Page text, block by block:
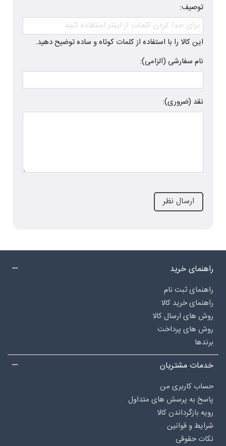
توصیف:
این کالا را با استفاده از کلمات کوتاه و ساده توضیح دهید.
نام سفارشی (الزامی):
نقد (ضروری):
راهنمای خرید
راهنمای ثبت نام
راهنمای خرید کالا
روش های ارسال کالا
روش های پرداخت
برندها
خدمات مشتریان
حساب کاربری من
پاسخ به پرسش های متداول
رویه بازگرداندن کالا
شرایط و قوانین
نکات حقوقی